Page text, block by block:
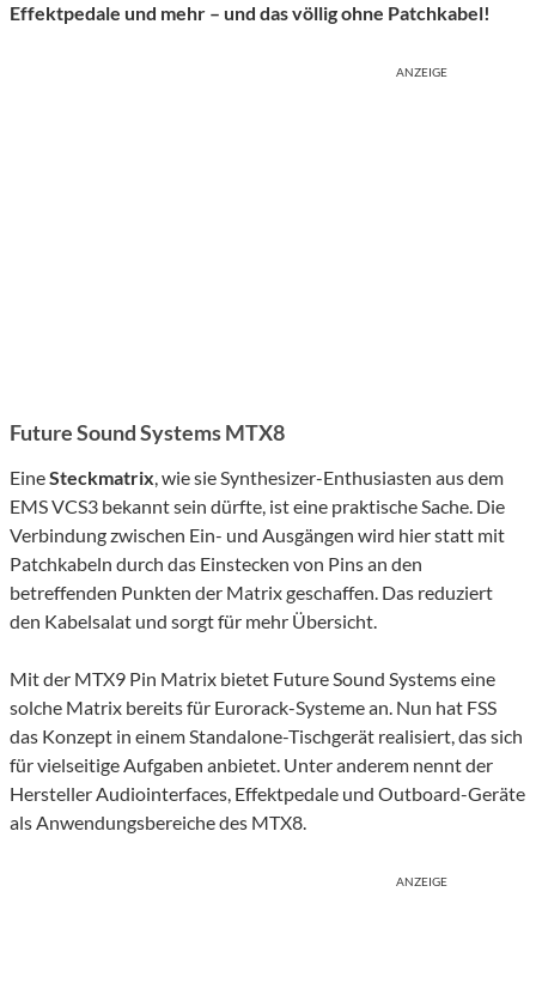
Effektpedale und mehr – und das völlig ohne Patchkabel!
ANZEIGE
Future Sound Systems MTX8
EineSteckmatrix, wie sie Synthesizer-Enthusiasten aus dem
EMS VCS3 bekannt sein dürfte, ist eine praktische Sache. Die
Verbindung zwischen Ein- und Ausgängen wird hier statt mit
Patchkabeln durch das Einstecken von Pins an den
betreffenden Punkten der Matrix geschaffen. Das reduziert
den Kabelsalat und sorgt für mehr Übersicht.
Mit der MTX9 Pin Matrix bietet Future Sound Systems eine
solche Matrix bereits für Eurorack-Systeme an. Nun hat FSS
das Konzept in einem Standalone-Tischgerät realisiert, das sich
für vielseitige Aufgaben anbietet. Unter anderem nennt der
Hersteller Audiointerfaces, Effektpedale und Outboard-Geräte
als Anwendungsbereiche des MTX8.
ANZEIGE